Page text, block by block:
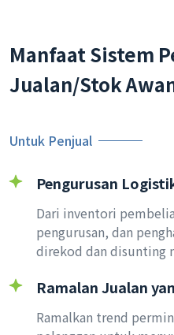
Manfaat Sistem
Jualan/Stok
Untuk Penjual
Pengurusan
Dari inventori
pengurusan, dan
direkod dan disunting
Ramalan Jualan
Ramalkan trend